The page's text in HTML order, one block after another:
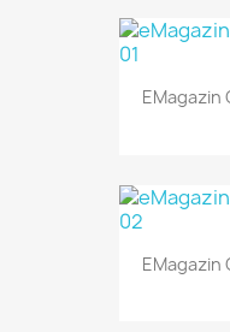
EMagazin
EMagazin